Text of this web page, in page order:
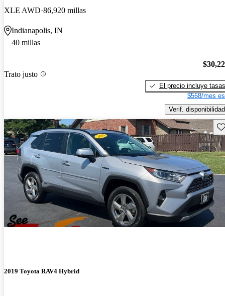
XLE AWD 86,920 millas
Indianapolis, IN
40 millas
Trato justo
El precio incluye tasas
$568/mes
Verif. disponibilidad
2019 Toyota RAV4 Hybrid